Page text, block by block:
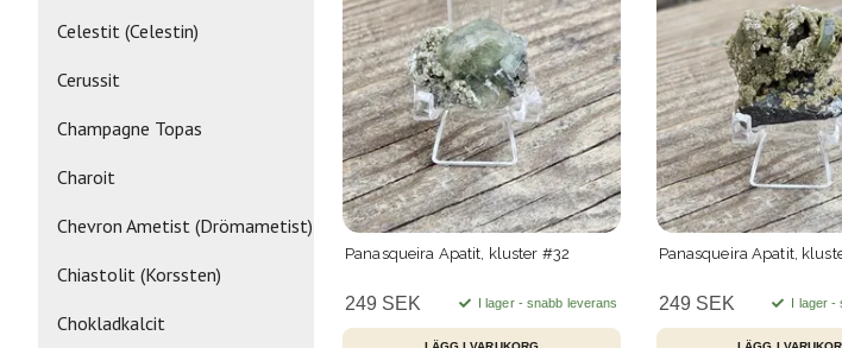
Celestit (Celestin)
Cerussit
Champagne Topas
Charoit
Chevron Ametist (Drömametist)
Chiastolit (Korssten)
Chokladkalcit
Panasqueira Apatit, kluster #32
249 SEK I lager - snabb leverans
Panasqueira Apatit,
249 SEK I lager -